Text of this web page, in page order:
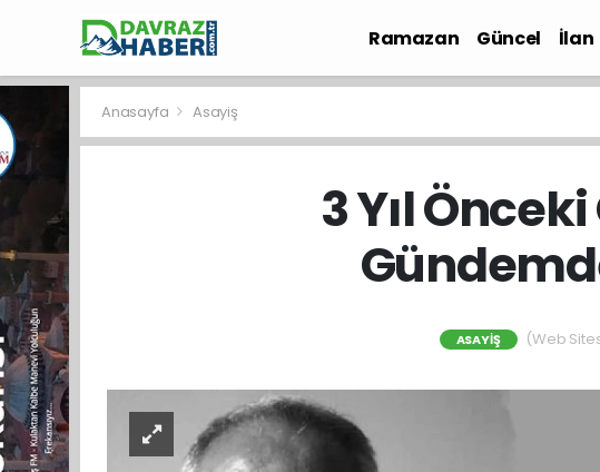
Ramazan Güncel İlan
Anasayfa Asayiş
3 Yıl
ASAYIŞ (Web